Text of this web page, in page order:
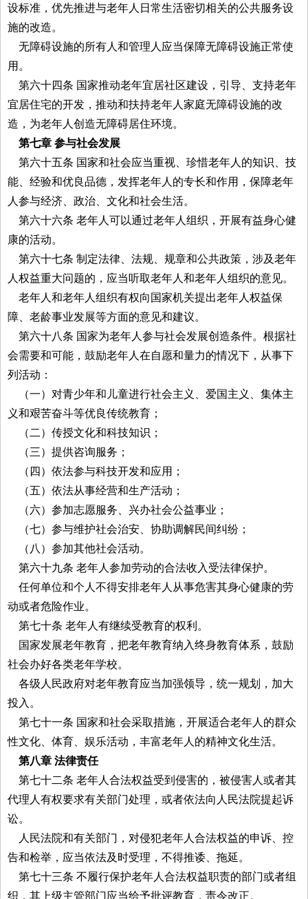
设标准，优先推进与老年人日常生活密切相关的公共服务设
施的改造。
无障碍设施的所有人和管理人应当保障无障碍设施正常使
用。
第六十四条 国家推动老年宜居社区建设，引导、支持老年
宜居住宅的开发，推动和扶持老年人家庭无障碍设施的改
造，为老年人创造无障碍居住环境。
第七章 参与社会发展
第六十五条 国家和社会应当重视、珍惜老年人的知识、技
能、经验和优良品德，发挥老年人的专长和作用，保障老年
人参与经济、政治、文化和社会生活。
第六十六条 老年人可以通过老年人组织，开展有益身心健
康的活动。
第六十七条 制定法律、法规、规章和公共政策，涉及老年
人权益重大问题的，应当听取老年人和老年人组织的意见。
老年人和老年人组织有权向国家机关提出老年人权益保
障、老龄事业发展等方面的意见和建议。
第六十八条 国家为老年人参与社会发展创造条件。根据社
会需要和可能，鼓励老年人在自愿和量力的情况下，从事下
列活动：
（一）对青少年和儿童进行社会主义、爱国主义、集体主
义和艰苦奋斗等优良传统教育；
（二）传授文化和科技知识；
（三）提供咨询服务；
（四）依法参与科技开发和应用；
（五）依法从事经营和生产活动；
（六）参加志愿服务、兴办社会公益事业；
（七）参与维护社会治安、协助调解民间纠纷；
（八）参加其他社会活动。
第六十九条 老年人参加劳动的合法收入受法律保护。
任何单位和个人不得安排老年人从事危害其身心健康的劳
动或者危险作业。
第七十条 老年人有继续受教育的权利。
国家发展老年教育，把老年教育纳入终身教育体系，鼓励
社会办好各类老年学校。
各级人民政府对老年教育应当加强领导，统一规划，加大
投入。
第七十一条 国家和社会采取措施，开展适合老年人的群众
性文化、体育、娱乐活动，丰富老年人的精神文化生活。
第八章 法律责任
第七十二条 老年人合法权益受到侵害的，被侵害人或者其
代理人有权要求有关部门处理，或者依法向人民法院提起诉
讼。
人民法院和有关部门，对侵犯老年人合法权益的申诉、控
告和检举，应当依法及时受理，不得推诿、拖延。
第七十三条 不履行保护老年人合法权益职责的部门或者组
织，其上级主管部门应当给予批评教育，责令改正。